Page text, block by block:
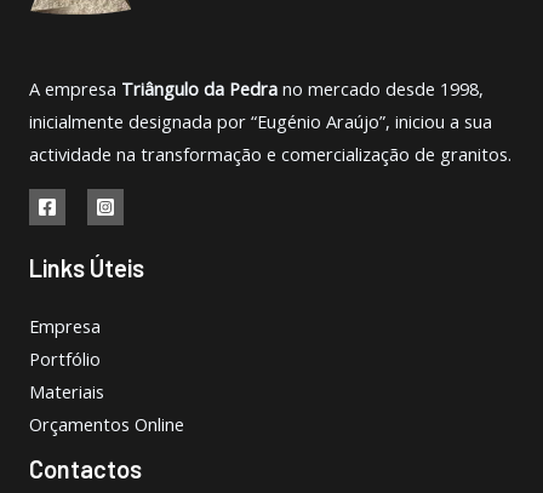
A empresa Triângulo da Pedra no mercado desde 1998,
inicialmente designada por “Eugénio Araújo”, iniciou a sua
actividade na transformação e comercialização de granitos.
Links Úteis
Empresa
Portfólio
Materiais
Orçamentos Online
Contactos